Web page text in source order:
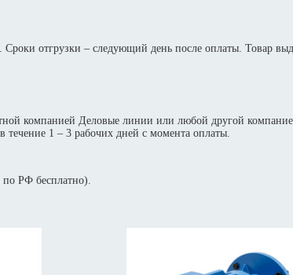
отгрузки – следующий день после оплаты. Товар
компанией Деловые линии или любой другой
течение 1 – 3 рабочих дней с момента оплаты.
РФ бесплатно).